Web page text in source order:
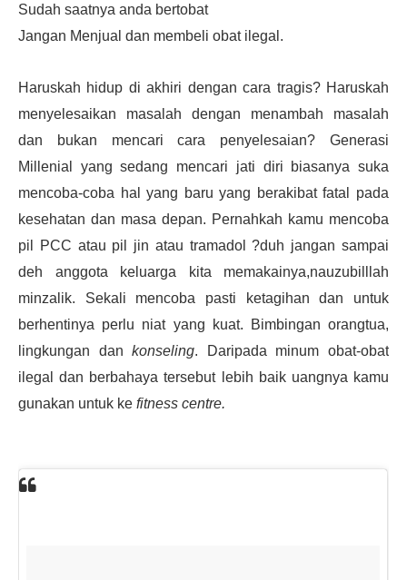
Sudah saatnya anda bertobat
Jangan Menjual dan membeli obat ilegal.
Haruskah hidup di akhiri dengan cara tragis? Haruskah
menyelesaikan masalah dengan menambah masalah
dan bukan mencari cara penyelesaian? Generasi
Millenial yang sedang mencari jati diri biasanya suka
mencoba-coba hal yang baru yang berakibat fatal pada
kesehatan dan masa depan. Pernahkah kamu mencoba
pil PCC atau pil jin atau tramadol ?duh jangan sampai
deh anggota keluarga kita memakainya,nauzubilllah
minzalik. Sekali mencoba pasti ketagihan dan untuk
berhentinya perlu niat yang kuat. Bimbingan orangtua,
lingkungan dankonseling. Daripada minum obat-obat
ilegal dan berbahaya tersebut lebih baik uangnya kamu
gunakan untuk ke fitness centre.